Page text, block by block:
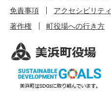
免責事項
アクセシビリティ
著作権
町役場への行き方